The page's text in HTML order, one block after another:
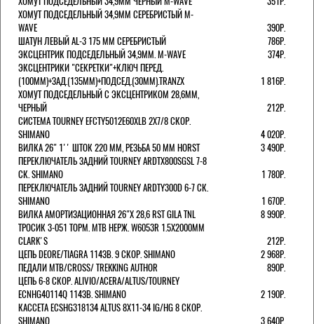
ХОМУТ ПОДСЕДЕЛЬНЫЙ 34,9ММ СЕРЕБРИСТЫЙ M-
WAVE
390Р.
ШАТУН ЛЕВЫЙ AL-3 175 ММ СЕРЕБРИСТЫЙ
786Р.
ЭКСЦЕНТРИК ПОДСЕДЕЛЬНЫЙ 34,9ММ. M-WAVE
374Р.
ЭКСЦЕНТРИКИ "СЕКРЕТКИ"+КЛЮЧ ПЕРЕД.
(100ММ)+ЗАД.(135ММ)+ПОДСЕД.(30ММ).TRANZX
1 816Р.
ХОМУТ ПОДСЕДЕЛЬНЫЙ С ЭКСЦЕНТРИКОМ 28,6ММ,
ЧЕРНЫЙ
212Р.
СИСТЕМА TOURNEY EFCTY5012E60XLB 2X7/8 СКОР.
SHIMANO
4 020Р.
ВИЛКА 26" 1'' ШТОК 220 ММ, РЕЗЬБА 50 ММ HORST
3 490Р.
ПЕРЕКЛЮЧАТЕЛЬ ЗАДНИЙ TOURNEY ARDTX800SGSL 7-8
СК. SHIMANO
1 780Р.
ПЕРЕКЛЮЧАТЕЛЬ ЗАДНИЙ TOURNEY ARDTY300D 6-7 СК.
SHIMANO
1 670Р.
ВИЛКА АМОРТИЗАЦИОННАЯ 26"Х 28,6 RST GILA TNL
8 990Р.
ТРОСИК 3-051 ТОРМ. MTB НЕРЖ. W6053R 1.5Х2000ММ
СLARK'S
212Р.
ЦЕПЬ DEORE/TIAGRA 114ЗВ. 9 СКОР. SHIMANO
2 968Р.
ПЕДАЛИ MTB/CROSS/ TREKKING AUTHOR
890Р.
ЦЕПЬ 6-8 СКОР. ALIVIO/ACERA/ALTUS/TOURNEY
ECNHG40114Q 114ЗВ. SHIMANO
2 190Р.
КАССЕТА ECSHG318134 ALTUS 8Х11-34 IG/HG 8 СКОР.
SHIMANO
3 640Р.